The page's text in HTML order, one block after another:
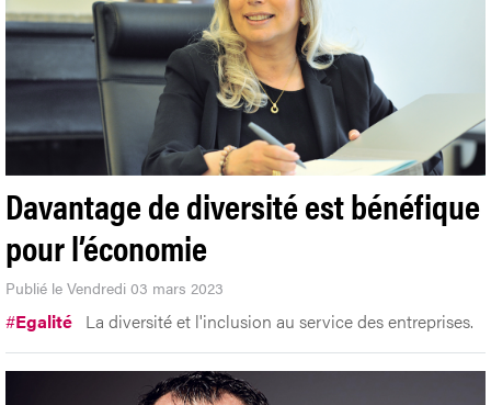
Davantage de diversité est bénéfique
pour l’économie
Publié le Vendredi 03 mars 2023
#Egalité La diversité et l'inclusion au service des entreprises.